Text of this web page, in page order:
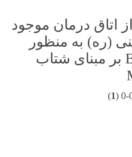
اتاق درمان موجود
(ره) به منظور
راه اندازی مرکز BNCT بر مبنای شتاب
1
)